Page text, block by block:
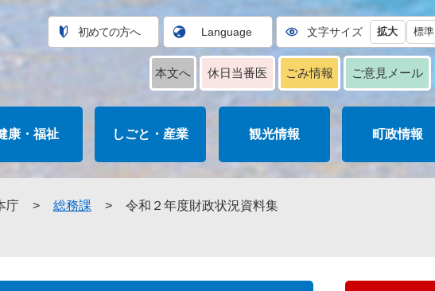
初めての方へ Language 文字サイズ 拡大 標準
本文へ 休日当番医 ごみ情報 ご意見メール
康・福祉 しごと・産業 観光情報 町政情報
庁 > 総務課 > 令和２年度財政状況資料集